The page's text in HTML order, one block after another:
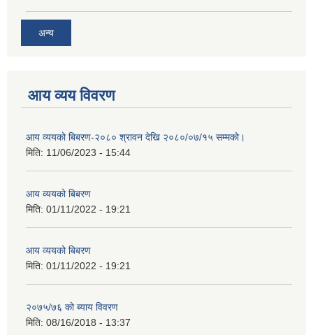
अन्य
आय व्यय विवरण
आय व्ययको बिबरण-२०८० श्रावन देखि २०८०/०७/१५ सम्मको।
मिति: 11/06/2023 - 15:44
आय व्ययको बिबरण
मिति: 01/11/2022 - 19:21
आय व्ययको बिबरण
मिति: 01/11/2022 - 19:21
२०७५/७६ को ब्याय विवरण
मिति: 08/16/2018 - 13:37